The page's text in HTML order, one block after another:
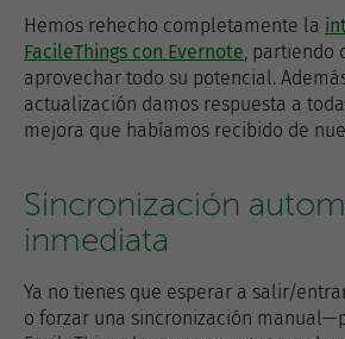
Hemos rehecho completamente la
FacileThings con Evernote, partiendo
aprovechar todo su potencial.
actualización damos respuesta a
mejora que habíamos recibido de
Sincronización
inmediata
Ya no tienes que esperar a salir/
o forzar una sincronización